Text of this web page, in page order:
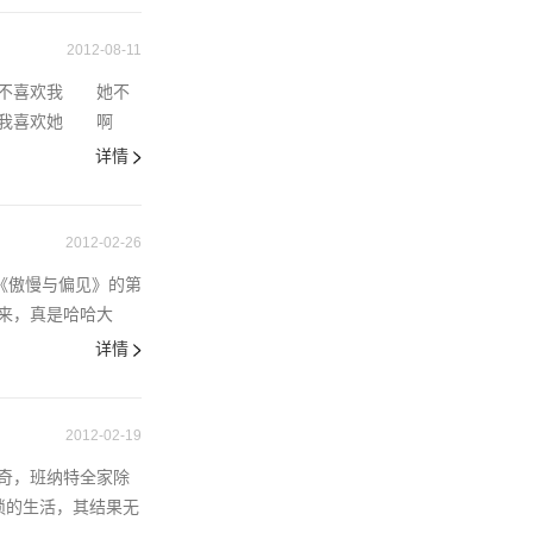
2012-08-11
不喜欢我 她不
我喜欢她 啊
详情
2012-02-26
傲慢与偏见》的第
，真是哈哈大
详情
2012-02-19
，班纳特全家除
的生活，其结果无